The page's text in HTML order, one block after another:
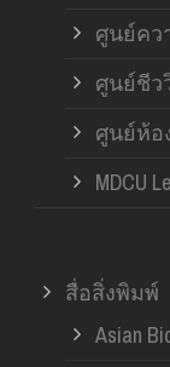
ศูนย์คว
ศูนย์ชีว
ศูนย์ห้อ
MDCU
สื่อสิ่งพิมพ์
Asian